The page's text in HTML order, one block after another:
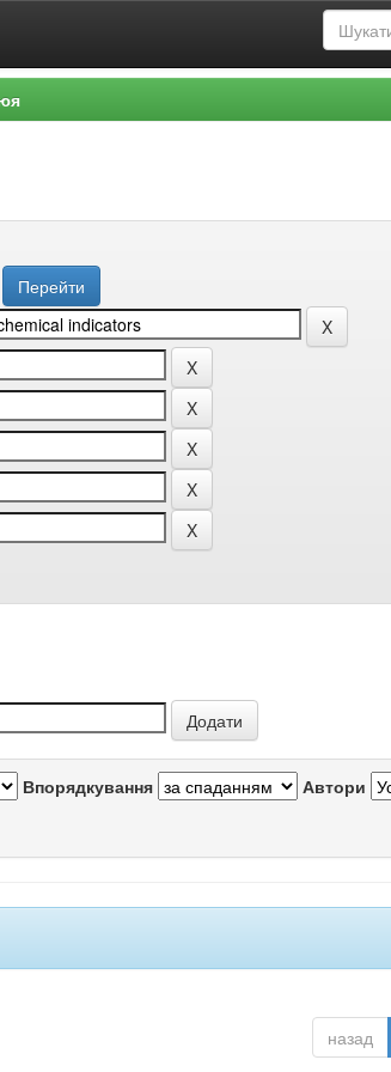
Впорядкування Автори
назад